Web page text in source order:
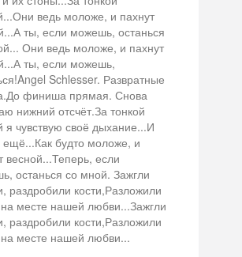
ведь моложе, и пахнут
ты, если можешь, останься
Они ведь моложе, и пахнут
ты, если можешь,
Schlesser. Развратные
финиша прямая. Снова
нижний отсчёт.За тонкой
я чувствую своё дыхание...И
ещё...Как будто моложе, и
весной...Теперь, если
останься со мной. Зажгли
раздробили кости,Разложили
месте нашей любви...Зажгли
раздробили кости,Разложили
месте нашей любви...